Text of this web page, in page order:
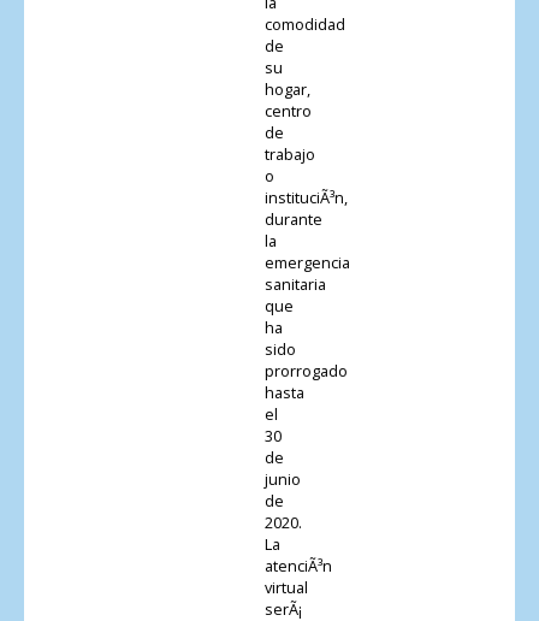
comodidad
de
su
hogar,
centro
de
trabajo
o
instituciÃ³n,
durante
la
emergencia
sanitaria
que
ha
sido
prorrogado
hasta
el
30
de
junio
de
2020.
La
atenciÃ³n
virtual
serÃ¡